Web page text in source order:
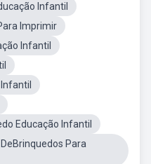
Infantil
Imprimir
Infantil
Educação Infantil
Para